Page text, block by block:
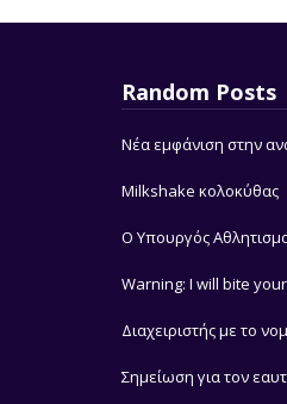
Random Posts
Νέα εμφάνιση στην
Milkshake κολοκύθας
Ο Υπουργός
Warning: I will bite
Διαχειριστής με το
Σημείωση για τον